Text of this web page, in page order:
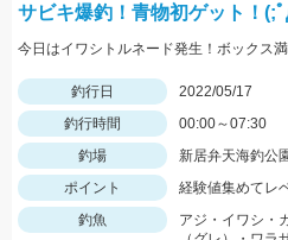
サビキ爆釣！青物初ゲット！(;ﾟ
今日はイワシトルネード発生！ボックス
釣行日
2022/05/17
釣行時間
00:00～07:30
釣場
新居弁天海釣公
ポイント
経験値集めてレ
釣魚
アジ・イワシ・